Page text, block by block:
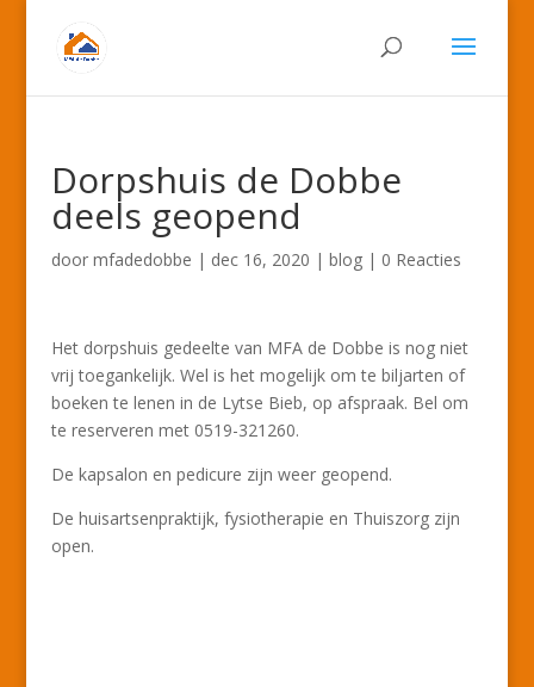
Dorpshuis de Dobbe
deels geopend
door mfadedobbe | dec 16, 2020 | blog| 0 Reacties
Het dorpshuis gedeelte van MFA de Dobbe is nog niet
vrij toegankelijk. Wel is het mogelijk om te biljarten of
boeken te lenen in de Lytse Bieb, op afspraak. Bel om
te reserveren met 0519-321260.
De kapsalon en pedicure zijn weer geopend.
De huisartsenpraktijk, fysiotherapie en Thuiszorg zijn
open.